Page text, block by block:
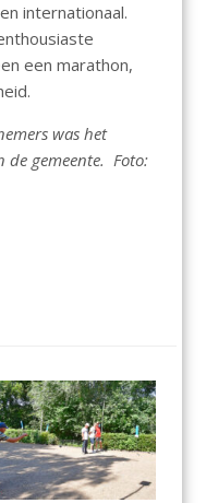
internationaal.
een marathon,
was het
de gemeente. Foto: